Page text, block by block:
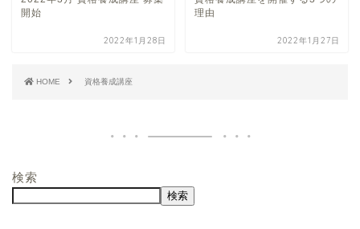
開始
2022年1月28日
理由
2022年1月27日
HOME 資格養成講座
検索
検索